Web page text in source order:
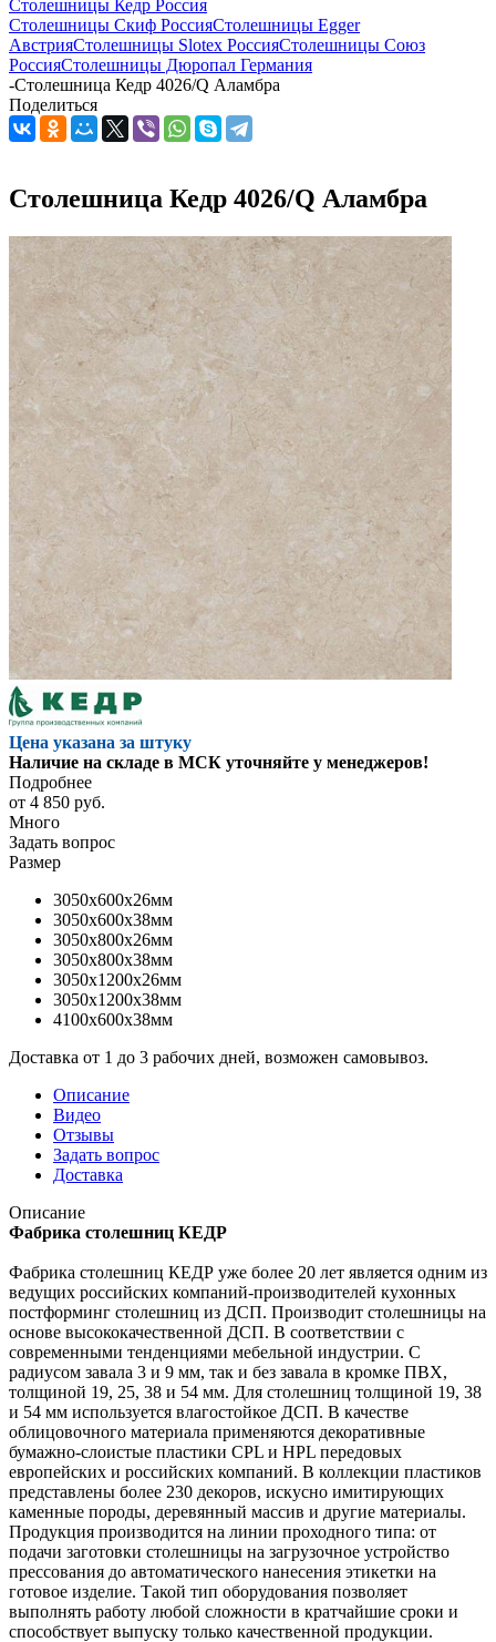
Столешницы Кедр Россия
Столешницы Скиф РоссияСтолешницы Egger
АвстрияСтолешницы Slotex РоссияСтолешницы Союз
РоссияСтолешницы Дюропал Германия
-Столешница Кедр 4026/Q Аламбра
Поделиться
Столешница Кедр 4026/Q Аламбра
Цена указана за штуку
Наличие на складе в МСК уточняйте у менеджеров!
Подробнее
от 4 850 руб.
Много
Задать вопрос
Размер
3050x600x26мм
3050x600x38мм
3050x800x26мм
3050x800x38мм
3050x1200x26мм
3050x1200x38мм
4100x600x38мм
Доставка от 1 до 3 рабочих дней, возможен самовывоз.
Описание
Видео
Отзывы
Задать вопрос
Доставка
Описание
Фабрика столешниц КЕДР
Фабрика столешниц КЕДР уже более 20 лет является одним из
ведущих российских компаний-производителей кухонных
постформинг столешниц из ДСП. Производит столешницы на
основе высококачественной ДСП. В соответствии с
современными тенденциями мебельной индустрии. С
радиусом завала 3 и 9 мм, так и без завала в кромке ПВХ,
толщиной 19, 25, 38 и 54 мм. Для столешниц толщиной 19, 38
и 54 мм используется влагостойкое ДСП. В качестве
облицовочного материала применяются декоративные
бумажно-слоистые пластики CPL и HPL передовых
европейских и российских компаний. В коллекции пластиков
представлены более 230 декоров, искусно имитирующих
каменные породы, деревянный массив и другие материалы.
Продукция производится на линии проходного типа: от
подачи заготовки столешницы на загрузочное устройство
прессования до автоматического нанесения этикетки на
готовое изделие. Такой тип оборудования позволяет
выполнять работу любой сложности в кратчайшие сроки и
способствует выпуску только качественной продукции.